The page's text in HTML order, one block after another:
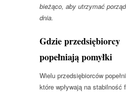
bieżąco, aby utrzymać
dnia.
Gdzie przedsiębiorcy
popełniają pomyłki
Wielu przedsiębiorców
które wpływają na stabilność